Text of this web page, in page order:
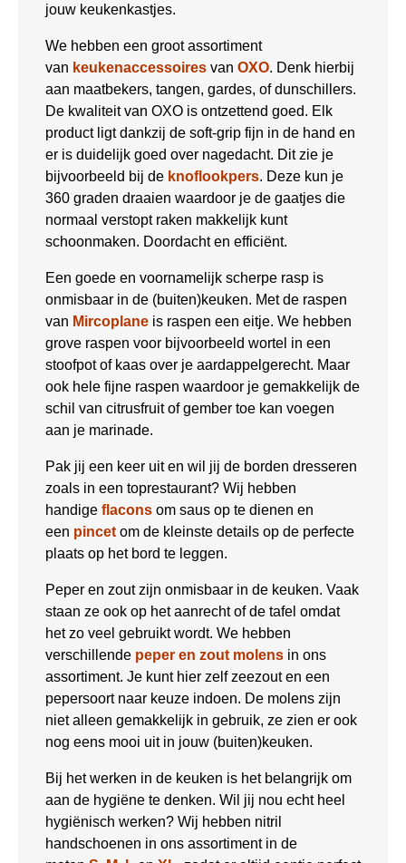
jouw keukenkastjes.
We hebben een groot assortiment
van keukenaccessoires van OXO. Denk hierbij
aan maatbekers, tangen, gardes, of dunschillers.
De kwaliteit van OXO is ontzettend goed. Elk
product ligt dankzij de soft-grip fijn in de hand en
er is duidelijk goed over nagedacht. Dit zie je
bijvoorbeeld bij de knoflookpers. Deze kun je
360 graden draaien waardoor je de gaatjes die
normaal verstopt raken makkelijk kunt
schoonmaken. Doordacht en efficiënt.
Een goede en voornamelijk scherpe rasp is
onmisbaar in de (buiten)keuken. Met de raspen
van Mircoplane is raspen een eitje. We hebben
grove raspen voor bijvoorbeeld wortel in een
stoofpot of kaas over je aardappelgerecht. Maar
ook hele fijne raspen waardoor je gemakkelijk de
schil van citrusfruit of gember toe kan voegen
aan je marinade.
Pak jij een keer uit en wil jij de borden dresseren
zoals in een toprestaurant? Wij hebben
handige flacons om saus op te dienen en
een pincet om de kleinste details op de perfecte
plaats op het bord te leggen.
Peper en zout zijn onmisbaar in de keuken. Vaak
staan ze ook op het aanrecht of de tafel omdat
het zo veel gebruikt wordt. We hebben
verschillende peper en zout molens in ons
assortiment. Je kunt hier zelf zeezout en een
pepersoort naar keuze indoen. De molens zijn
niet alleen gemakkelijk in gebruik, ze zien er ook
nog eens mooi uit in jouw (buiten)keuken.
Bij het werken in de keuken is het belangrijk om
aan de hygiëne te denken. Wil jij nou echt heel
hygiënisch werken? Wij hebben nitril
handschoenen in ons assortiment in de